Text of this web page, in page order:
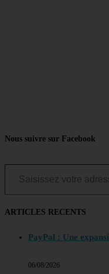
Nous suivre sur Facebook
Saisissez votre adresse e-mail…
ARTICLES RECENTS
PayPal : Une
06/08/2026